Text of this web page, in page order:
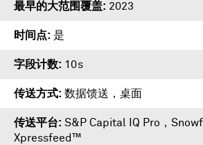
最早的大范围覆盖 2023
时间点 是
字段计数 10s
传送方式 数据馈送，桌面
传送平台 S&P Capital IQ Pro ，
Xpressfeed™